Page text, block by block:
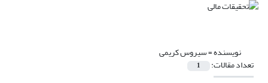
نویسنده =سیروس کریمی
تعداد مقالات: 1